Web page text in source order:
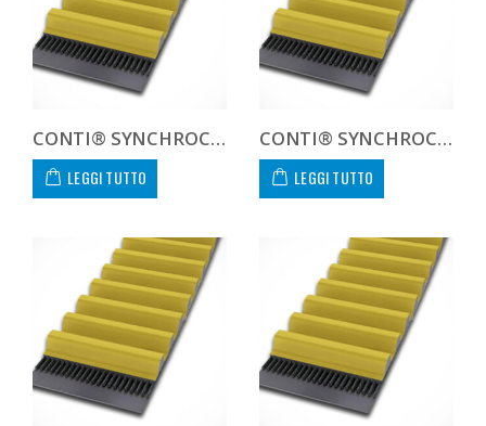
CONTI® SYNCHROCHAIN CARBON CTD 14M 994 125 C
LEGGI TUTTO
CONTI® SYNCHROCHAIN CARBON CTD 14M 994 450 C CUSTOM
LEGGI TUTTO